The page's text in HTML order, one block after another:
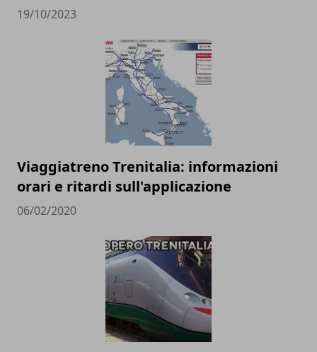
19/10/2023
Viaggiatreno Trenitalia: informazioni
orari e ritardi sull'applicazione
06/02/2020